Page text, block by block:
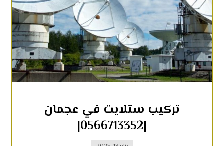
تركيب ستلايت في عجمان
|0566713352|